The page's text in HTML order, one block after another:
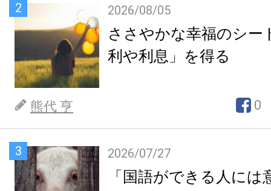
2 2026/08/05
ささやかな幸福のシー
利や利息」を得る
熊代 亨 0
3 2026/07/27
「国語ができる人には